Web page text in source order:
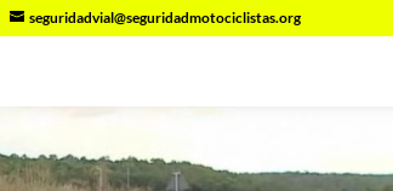
seguridadvial@seguridadmotociclistas.org